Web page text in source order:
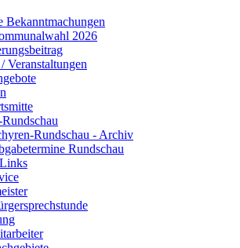
Bekanntmachungen
2026
Veranstaltungen
Rundschau - Archiv
Rundschau